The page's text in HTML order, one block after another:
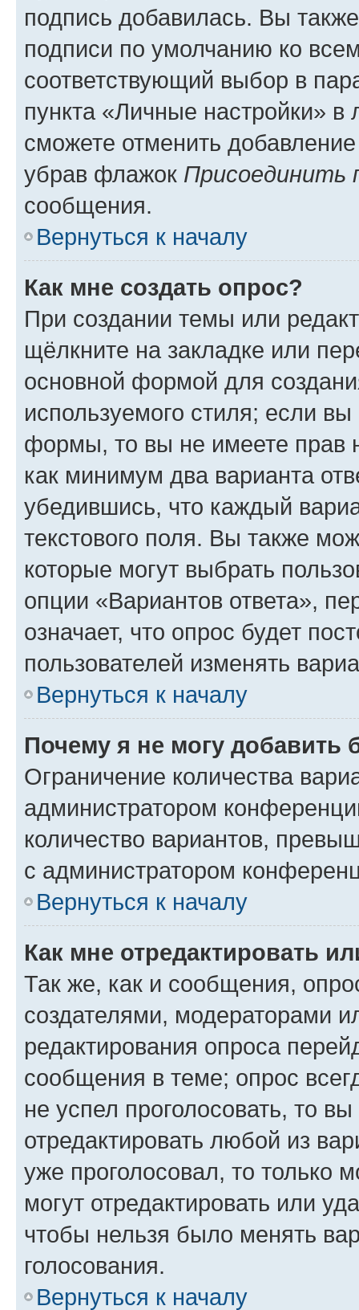
подпись добавилась. Вы
подписи по умолчанию ко
соответствующий выбор в
пункта «Личные настройки»
сможете отменить
убрав флажок Присоединить
сообщения.
Вернуться к началу
Как мне создать опрос?
При создании темы или
щёлкните на закладке или
основной формой для
используемого стиля; если
формы, то вы не имеете прав
как минимум два варианта
убедившись, что каждый
текстового поля. Вы также
которые могут выбрать
опции «Вариантов ответа»,
означает, что опрос будет
пользователей изменять
Вернуться к началу
Почему я не могу добавить
Ограничение количества
администратором
количество вариантов,
с администратором
Вернуться к началу
Как мне отредактировать
Так же, как и сообщения,
создателями, модераторами
редактирования опроса
сообщения в теме; опрос
не успел проголосовать, то
отредактировать любой из
уже проголосовал, то только
могут отредактировать или
чтобы нельзя было менять
голосования.
Вернуться к началу